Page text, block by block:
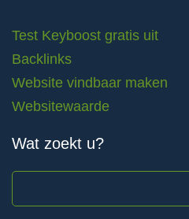
Test Keyboost gratis uit
Backlinks
Website vindbaar maken
Websitewaarde
Wat zoekt u?